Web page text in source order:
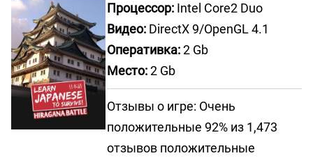
Процессор: Intel Core2 Duo
Видео: DirectX 9/OpenGL 4.1
Оперативка:2 Gb
Место:2 Gb
Отзывы о игре: Очень
положительные 92% из 1,473
отзывов положительные